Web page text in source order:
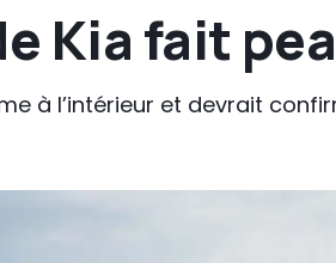
Kia fait
à l’intérieur et devrait